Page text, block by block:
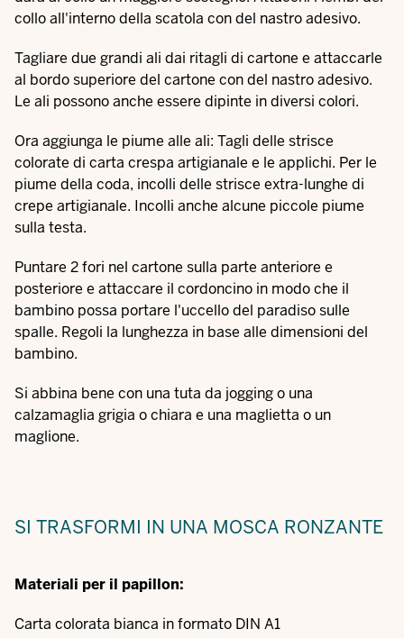
collo all'interno della scatola con del nastro adesivo.
Tagliare due grandi ali dai ritagli di cartone e attaccarle
al bordo superiore del cartone con del nastro adesivo.
Le ali possono anche essere dipinte in diversi colori.
Ora aggiunga le piume alle ali: Tagli delle strisce
colorate di carta crespa artigianale e le applichi. Per le
piume della coda, incolli delle strisce extra-lunghe di
crepe artigianale. Incolli anche alcune piccole piume
sulla testa.
Puntare 2 fori nel cartone sulla parte anteriore e
posteriore e attaccare il cordoncino in modo che il
bambino possa portare l'uccello del paradiso sulle
spalle. Regoli la lunghezza in base alle dimensioni del
bambino.
Si abbina bene con una tuta da jogging o una
calzamaglia grigia o chiara e una maglietta o un
maglione.
SI TRASFORMI IN UNA MOSCA RONZANTE
Materiali per il papillon:
Carta colorata bianca in formato DIN A1